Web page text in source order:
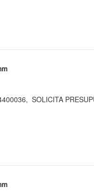
, SOLICITA